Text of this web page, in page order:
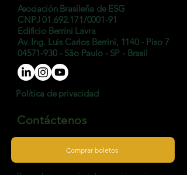
Asociación Brasileña de ESG
CNPJ01.692.171/0001-91
Edificio Berrini Lavra
Av. Ing. Luis Carlos Berrini, 1140 - Piso 7
04571-930- São Paulo - SP - Brasil
Política de privacidad
Contáctenos
Comprar boletos